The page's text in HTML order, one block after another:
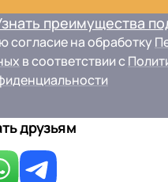
преимущества
согласие на обработку
в соответствии с
друзьям